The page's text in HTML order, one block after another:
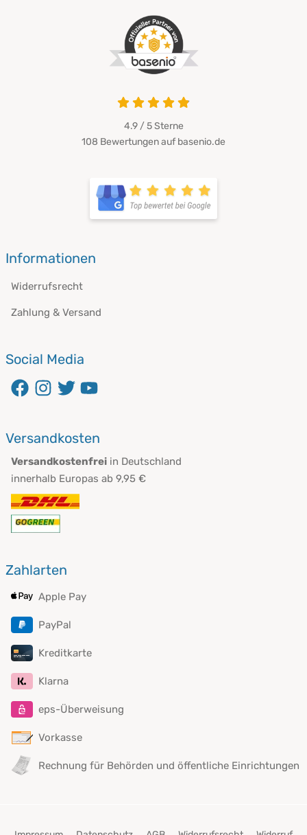
4.9 von 5
4.9 / 5Sterne
108 Bewertungen auf basenio.de
öffnet in neuem Fenster
Informationen
Widerrufsrecht
Zahlung & Versand
Social Media
öffnet in neuem Fenster
öffnet in neuem Fenster
öffnet in neuem Fenster
Versandkosten
Versandkostenfrei in Deutschland
innerhalb Europas ab 9,95 €
Zahlarten
Apple Pay
PayPal
Kreditkarte
Klarna
eps-Überweisung
Vorkasse
Rechnung für Behörden und öffentliche Einrichtungen